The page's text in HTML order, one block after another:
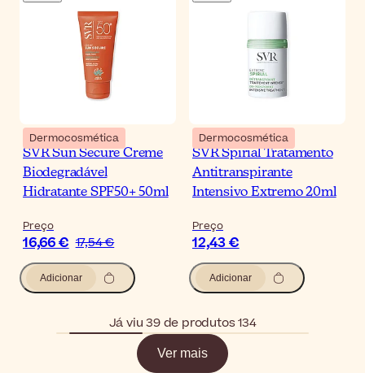
Dermocosmética
SVR Sun Secure Creme
Biodegradável
Hidratante SPF50+ 50ml
Preço
16,66 € 17,54 €
Adicionar
Dermocosmética
SVR Spirial Tratamento
Antitranspirante
Intensivo Extremo 20ml
Preço
12,43 €
Adicionar
Já viu 39 de produtos 134
Ver mais